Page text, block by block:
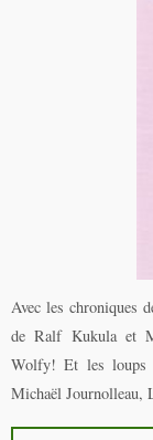
Avec les chroniques
de Ralf Kukula et
Wolfy! Et les loups
Michaël Journolleau,